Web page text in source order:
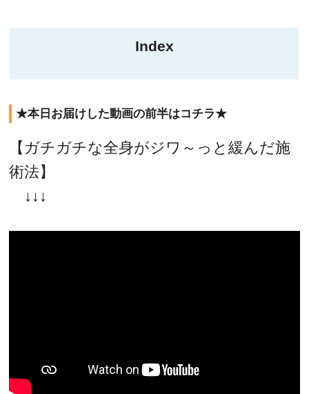
Index
★本日お届けした動画の前半はコチラ★
【ガチガチな全身がジワ～っと緩んだ施
術法】
↓↓↓